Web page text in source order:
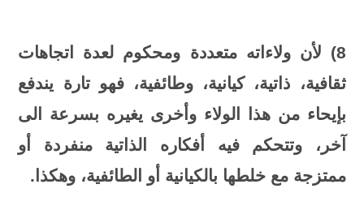
8) لأن ولاءاته متعددة ومحكوم لعدة اتجاهات
ثقافية، ذاتية، كيانية، وطائفية، فهو تارة يندفع
بإيحاء من هذا الولاء وأخرى يغيره بسرعة الى
آخر، وتتحكم فيه أفكاره الذاتية منفردة أو
ممتزجة مع خلطها بالكيانية أو الطائفية، وهكذا .